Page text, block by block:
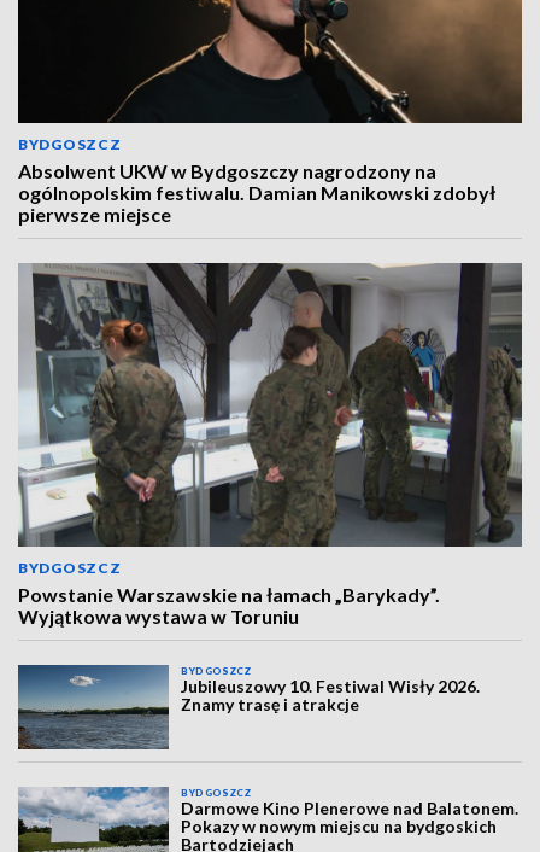
BYDGOSZCZ
Absolwent UKW w Bydgoszczy nagrodzony na
ogólnopolskim festiwalu. Damian Manikowski zdobył
pierwsze miejsce
BYDGOSZCZ
Powstanie Warszawskie na łamach „Barykady”.
Wyjątkowa wystawa w Toruniu
BYDGOSZCZ
Jubileuszowy 10. Festiwal Wisły 2026.
Znamy trasę i atrakcje
BYDGOSZCZ
Darmowe Kino Plenerowe nad Balatonem.
Pokazy w nowym miejscu na bydgoskich
Bartodziejach